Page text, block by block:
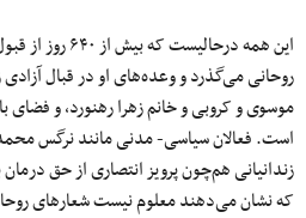
این همه
روحانی می‌گذرد و وعده‌های او در قبال آزادی
موسوی و کروبی و خانم زهرا رهنورد، و فضای
است. فعالان سیاسی- مدنی مانند نرگس
زندانیانی هم‌چون پرویز انتصاری از حق
که نشان می‌دهند معلوم نیست شعارهای